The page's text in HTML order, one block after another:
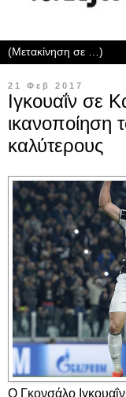
21 Φεβ 2017
Ιγκουαΐν σε
ικανοποίηση
καλύτερους
Ο Γκονσάλο